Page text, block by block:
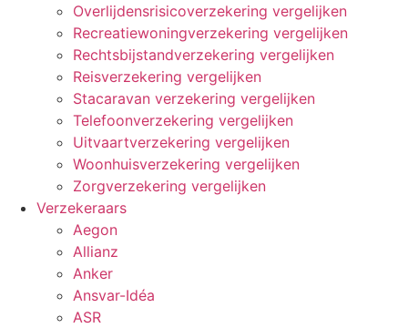
Overlijdensrisicoverzekering vergelijken
Recreatiewoningverzekering vergelijken
Rechtsbijstandverzekering vergelijken
Reisverzekering vergelijken
Stacaravan verzekering vergelijken
Telefoonverzekering vergelijken
Uitvaartverzekering vergelijken
Woonhuisverzekering vergelijken
Zorgverzekering vergelijken
Verzekeraars
Aegon
Allianz
Anker
Ansvar-Idéa
ASR